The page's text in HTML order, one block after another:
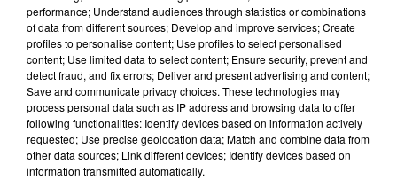
performance; Understand audiences through statistics or combinations
of data from different sources; Develop and improve services; Create
profiles to personalise content; Use profiles to select personalised
content; Use limited data to select content; Ensure security, prevent and
detect fraud, and fix errors; Deliver and present advertising and content;
Save and communicate privacy choices. These technologies may
process personal data such as IP address and browsing data to offer
following functionalities: Identify devices based on information actively
requested; Use precise geolocation data; Match and combine data from
other data sources; Link different devices; Identify devices based on
information transmitted automatically.